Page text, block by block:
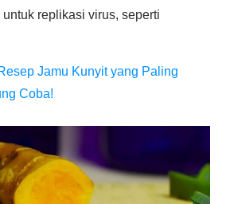
replikasi virus, seperti
Jamu Kunyit yang Paling
Coba!